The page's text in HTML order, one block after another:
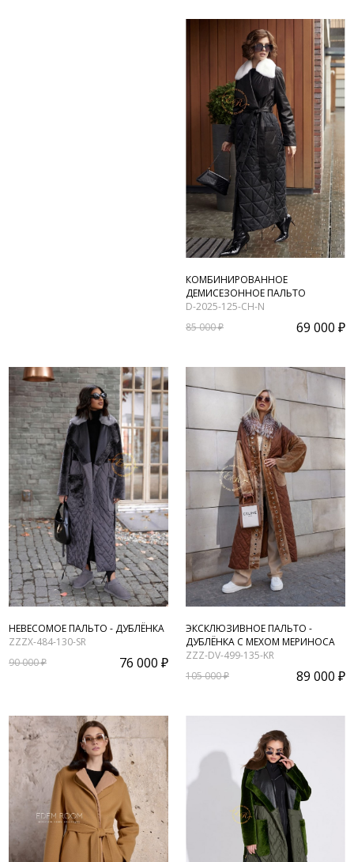
КОМБИНИРОВАННОЕ
ДЕМИСЕЗОННОЕ ПАЛЬТО
D-2025-125-CH-N
85 000 ₽
69 000 ₽
НЕВЕСОМОЕ ПАЛЬТО - ДУБЛЁНКА
ZZZX-484-130-SR
90 000 ₽
76 000 ₽
ЭКСКЛЮЗИВНОЕ ПАЛЬТО -
ДУБЛЁНКА С МЕХОМ МЕРИНОСА
ZZZ-DV-499-135-KR
105 000 ₽
89 000 ₽